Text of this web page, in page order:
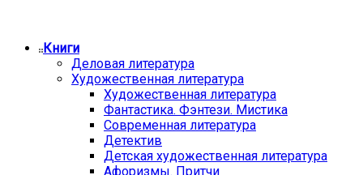
Книги
Деловая литература
Художественная литература
Художественная литература
Фантастика. Фэнтези. Мистика
Современная литература
Детектив
Детская художественная литература
Афоризмы. Притчи